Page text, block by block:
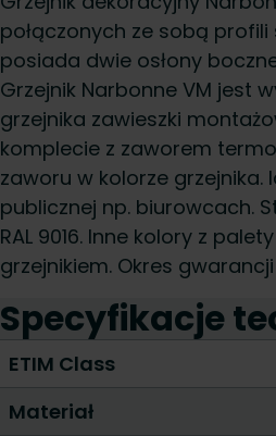
połączonych ze sobą
posiada dwie osłony
Grzejnik Narbonne VM jest
grzejnika zawieszki
komplecie z zaworem
zaworu w kolorze
publicznej np. biurowcach.
RAL 9016. Inne kolory z
grzejnikiem. Okres
Specyfikacje
ETIM Class
Materiał